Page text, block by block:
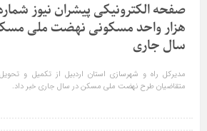
هزار واحد مسکونی نهضت ملی مسکن
سال جاری
متقاضیان طرح نهضت ملی مسکن در سال جاری خبر داد.